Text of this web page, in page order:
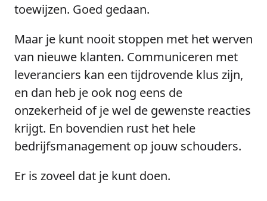
toewijzen. Goed gedaan.
Maar je kunt nooit stoppen met het werven
van nieuwe klanten. Communiceren met
leveranciers kan een tijdrovende klus zijn,
en dan heb je ook nog eens de
onzekerheid of je wel de gewenste reacties
krijgt. En bovendien rust het hele
bedrijfsmanagement op jouw schouders.
Er is zoveel dat je kunt doen.